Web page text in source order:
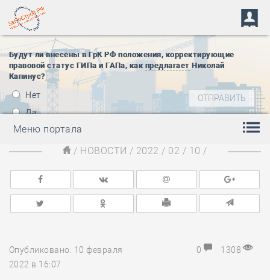
Будут ли внесены в ГрК РФ положения, корректирующие
правовой статус ГИПа и ГАПа, как предлагает Николай
Капинус?
Нет
Да
Меню портала
/ НОВОСТИ / 2022 / 02 / 10 /
Опубликовано: 10 февраля
2022 в 16:07
0 1308